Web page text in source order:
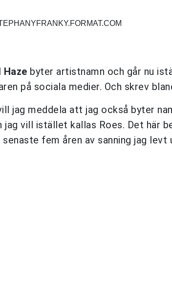
Haze byter artistnamn och går nu
på sociala medier. Och skrev
jag meddela att jag också byter
jag vill istället kallas Roes. Det här
fem åren av sanning jag levt